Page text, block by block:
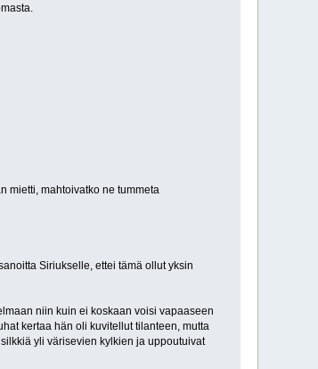
mietti, mahtoivatko ne tummeta
Siriukselle, ettei tämä ollut yksin
niin kuin ei koskaan voisi vapaaseen
kertaa hän oli kuvitellut tilanteen, mutta
yli värisevien kylkien ja uppoutuivat